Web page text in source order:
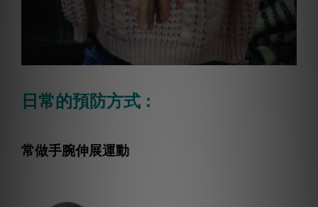
日常的預防方式 :
常做手腕伸展運動